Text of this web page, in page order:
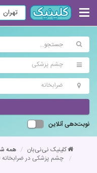
تهران
چشم پزشکی
ضرابخانه
نوبت‌دهی آنلاین
کلینیک نی‌نی‌بان
همه
چشم پزشکی در ضرابخانه